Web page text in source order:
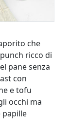
che
ricco di
pane senza
con
e tofu
occhi ma
papille